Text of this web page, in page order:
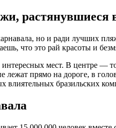
растянувшиеся
но и ради лучших
что это рай красоты и
мест. В центре —
лежат прямо на дороге, в
влиятельных бразильских